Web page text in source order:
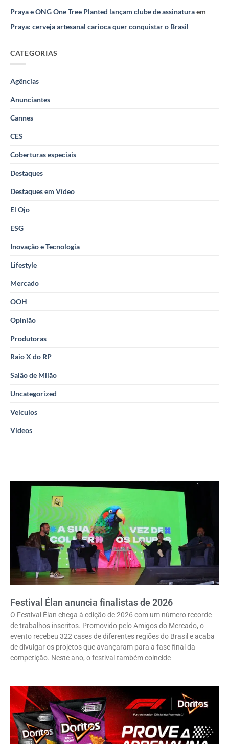
Praya e ONG One Tree Planted lançam clube de assinaturaem
Praya: cerveja artesanal carioca quer conquistar o Brasil
CATEGORIAS
Agências
Anunciantes
Cannes
CES
Coberturas especiais
Destaques
Destaques em Vídeo
El Ojo
ESG
Inovação e Tecnologia
Lifestyle
Mercado
OOH
Opinião
Produtoras
Raio X do RP
Salão de Milão
Uncategorized
Veículos
Vídeos
Festival Élan anuncia finalistas de 2026
O Festival Élan chega à edição de 2026 com um número recorde
de trabalhos inscritos. Promovido pelo Amigos do Mercado, o
evento recebeu 322 cases de diferentes regiões do Brasil e acaba
de divulgar os projetos que avançaram para a fase final da
competição. Neste ano, o festival também coincide